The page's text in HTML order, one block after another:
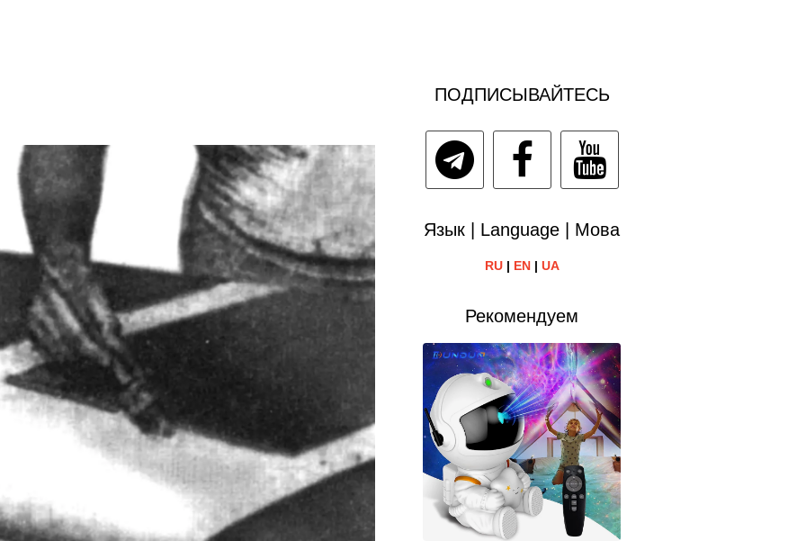
ПОДПИСЫВАЙТЕСЬ
Язык | Language | Мова
RU| EN| UA
Рекомендуем